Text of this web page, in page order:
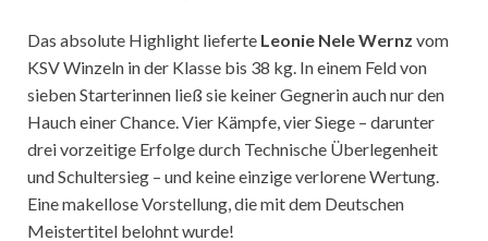
Das absolute Highlight lieferte Leonie Nele Wernz vom
KSV Winzeln in der Klasse bis 38 kg. In einem Feld von
sieben Starterinnen ließ sie keiner Gegnerin auch nur den
Hauch einer Chance. Vier Kämpfe, vier Siege – darunter
drei vorzeitige Erfolge durch Technische Überlegenheit
und Schultersieg – und keine einzige verlorene Wertung.
Eine makellose Vorstellung, die mit dem Deutschen
Meistertitel belohnt wurde!